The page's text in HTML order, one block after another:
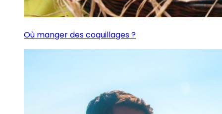
Où manger des coquillages ?